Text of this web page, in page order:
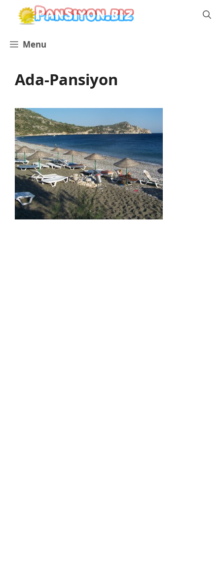
İçeriğe
Menu
Ada-Pansiyon